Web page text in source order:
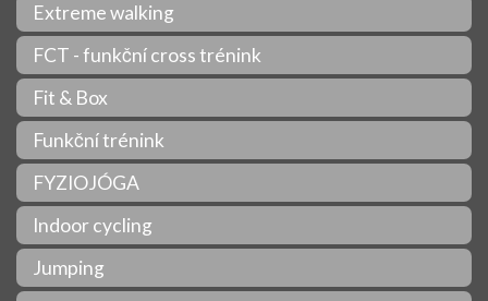
Extreme walking
FCT - funkční cross trénink
Fit & Box
Funkční trénink
FYZIOJÓGA
Indoor cycling
Jumping